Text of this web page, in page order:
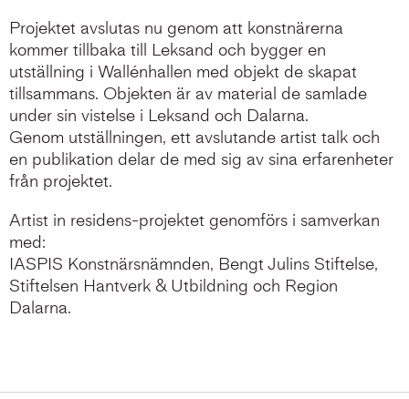
Projektet avslutas nu genom att konstnärerna
kommer tillbaka till Leksand och bygger en
utställning i Wallénhallen med objekt de skapat
tillsammans. Objekten är av material de samlade
under sin vistelse i Leksand och Dalarna.
Genom utställningen, ett avslutande artist talk och
en publikation delar de med sig av sina erfarenheter
från projektet.
Artist in residens-projektet genomförs i samverkan
med:
IASPIS Konstnärsnämnden, Bengt Julins Stiftelse,
Stiftelsen Hantverk & Utbildning och Region
Dalarna.